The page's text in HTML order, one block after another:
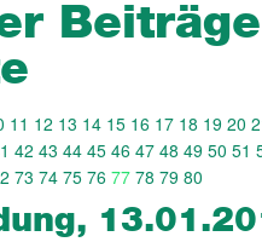
11 12 13 14 15 16 17 18 19 20
42 43 44 45 46 47 48 49 50 51
73 74 75 76 77 78 79 80